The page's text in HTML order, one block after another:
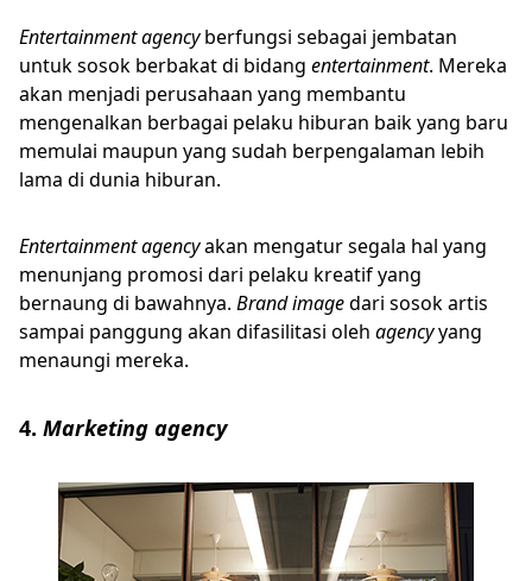
Entertainmentagencyberfungsi sebagai jembatan
untuk sosok berbakat di bidang entertainment. Mereka
akan menjadi perusahaan yang membantu
mengenalkan berbagai pelaku hiburan baik yang baru
memulai maupun yang sudah berpengalaman lebih
lama di dunia hiburan.
Entertainment agencyakan mengatur segala hal yang
menunjang promosi dari pelaku kreatif yang
bernaung di bawahnya. Brand imagedari sosok artis
sampai panggung akan difasilitasi oleh agencyyang
menaungi mereka.
4. Marketing agency